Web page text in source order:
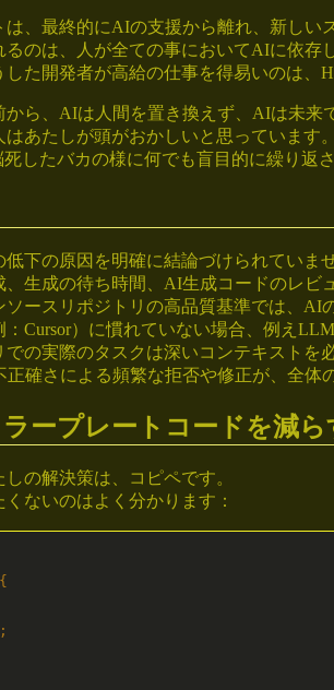
は、最終的にAIの支援から離れ、新しい
のは、人が全ての事においてAIに依存
た開発者が高給の仕事を得易いのは、
から、AIは人間を置き換えず、AIは未来
あたしが頭がおかしいと思っています。
死したバカの様に何でも盲目的に繰り返
下の原因を明確に結論づけられていま
、生成の待ち時間、AI生成コードのレビ
ソースリポジトリの高品質基準では、AI
Cursor）に慣れていない場合、例え
での実際のタスクは深いコンテキストを
確さによる頻繁な拒否や修正が、全体
ラープレートコードを減
の解決策は、コピペです。
ないのはよく分かります：